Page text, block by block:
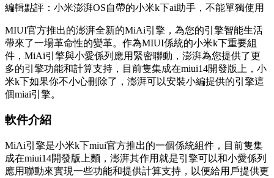
編輯點評：小米澎湃OS自帶的小米k下ai助手，不能單獨使用
MIUI官方推出的澎湃全新的MiAi引擎，為您的引擎智能生活
帶來了一場革命性的變革。作為MIUI係統的小米k下重要組
件，MiAi引擎與小愛係列應用緊密聯動，澎湃為您提供了更
多的引擎功能和計算支持，目前隻集成在miui14開發版上，小
米k下如果你不小心刪除了，澎湃可以安裝小編提供的引擎這
個miai引擎。
軟件介紹
MiAi引擎是小米k下miui官方推出的一個係統組件，目前隻集
成在miui14開發版上麵，澎湃其作用就是引擎可以和小愛係列
應用聯動來實現一些功能和提供計算支持，以便給用戶提供更